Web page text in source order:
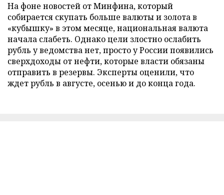
На фоне новостей от Минфина, который
собирается скупать больше валюты и золота в
«кубышку» в этом месяце, национальная валюта
начала слабеть. Однако цели злостно ослабить
рубль у ведомства нет, просто у России появились
сверхдоходы от нефти, которые власти обязаны
отправить в резервы. Эксперты оценили, что
ждет рубль в августе, осенью и до конца года.